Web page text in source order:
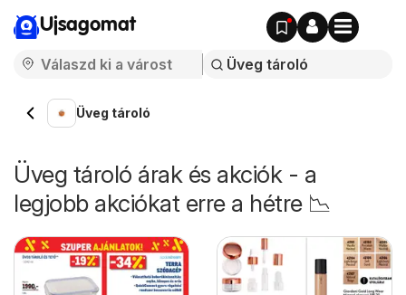
Ujsagomat
Üveg tároló
Üveg tároló árak és akciók - a
legjobb akciókat erre a hétre 📉